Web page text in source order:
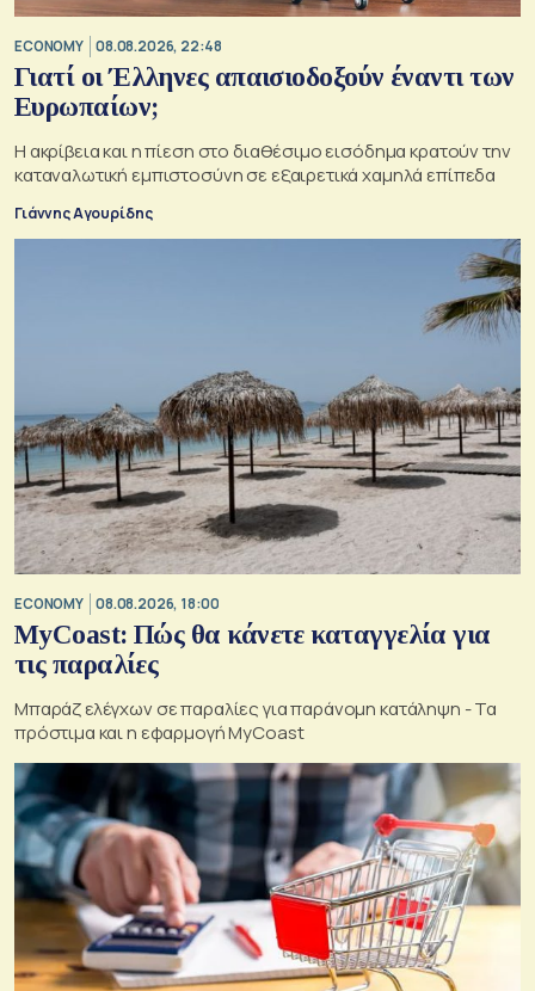
ECONOMY 08.08.2026, 22:48
Γιατί οι Έλληνες απαισιοδοξούν έναντι των
Ευρωπαίων;
Η ακρίβεια και η πίεση στο διαθέσιμο εισόδημα κρατούν την
καταναλωτική εμπιστοσύνη σε εξαιρετικά χαμηλά επίπεδα
Γιάννης Αγουρίδης
ECONOMY 08.08.2026, 18:00
MyCoast: Πώς θα κάνετε καταγγελία για
τις παραλίες
Μπαράζ ελέγχων σε παραλίες για παράνομη κατάληψη - Τα
πρόστιμα και η εφαρμογή MyCoast